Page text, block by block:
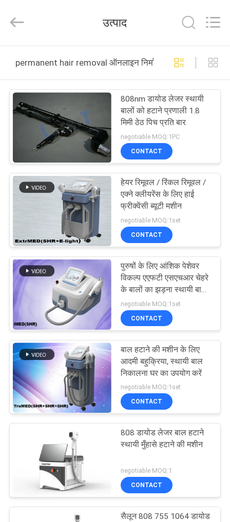
उत्पादों
हमारे
कारखाना
गुणवत्ता
नियंत्रण
साइटमैप
PRIVACY
POLICY
Rights
by
उत्पाद
permanent hair removal ऑनलाइन निर्माण
808nm डायोड लेजर स्थायी
बालों को हटाने प्रणाली 1.8
मिमी ठेठ पिच प्रति बार
negotiable MOQ:1PC
CONTACT
हेयर रिमूवल / रिंकल रिमूवल /
एक्ने क्लीयरेंस के लिए हाई
फ्रीक्वेंसी ब्यूटी मशीन
negotiable MOQ:1set
CONTACT
पुरुषों के लिए आंशिक पेशेवर
विकल्प एएफटी एसएचआर चेहरे
के बालों का झड़ना स्थायी बालों
को हटाने
negotiable MOQ:1set
CONTACT
बाल हटाने की मशीन के लिए
आदमी बहुक्रिया, स्थायी बाल
निकालना घर का उपयोग करें
negotiable MOQ:1set
CONTACT
808 डायोड लेजर बाल हटाने
स्थायी मुँहासे हटाने की मशीन
negotiable MOQ:1
CONTACT
सैलून 808 755 1064 डायोड